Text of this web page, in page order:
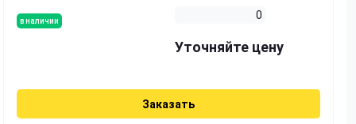
в наличии
0
Уточняйте цену
Заказать